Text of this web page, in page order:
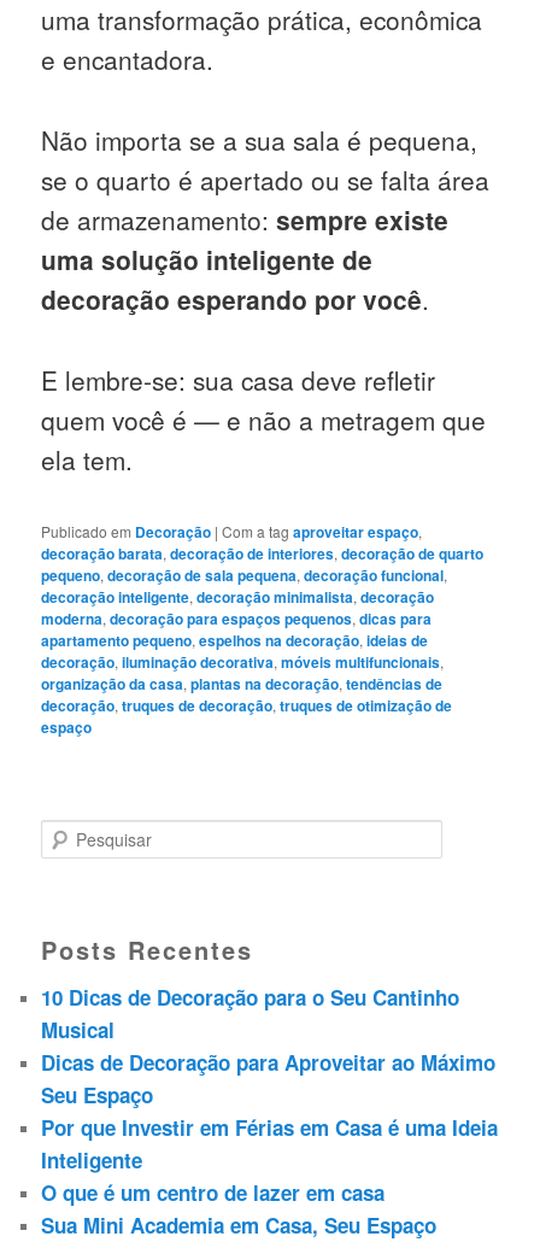
uma transformação prática, econômica
e encantadora.
Não importa se a sua sala é pequena,
se o quarto é apertado ou se falta área
de armazenamento:sempre existe
uma solução inteligente de
decoração esperando por você.
E lembre-se: sua casa deve refletir
quem você é — e não a metragem que
ela tem.
Publicado em Decoração |Com a tagaproveitar espaço,
decoração barata,decoração de interiores,decoração de quarto
pequeno,decoração de sala pequena,decoração funcional,
decoração inteligente,decoração minimalista,decoração
moderna,decoração para espaços pequenos,dicas para
apartamento pequeno,espelhos na decoração,ideias de
decoração,iluminação decorativa,móveis multifuncionais,
organização da casa,plantas na decoração,tendências de
decoração,truques de decoração,truques de otimização de
espaço
P
q
u
i
s
a
r
Posts Recentes
10 Dicas de Decoração para o Seu Cantinho
Musical
Dicas de Decoração para Aproveitar ao Máximo
Seu Espaço
Por que Investir em Férias em Casa é uma Ideia
Inteligente
O que é um centro de lazer em casa
Sua Mini Academia em Casa, Seu Espaço